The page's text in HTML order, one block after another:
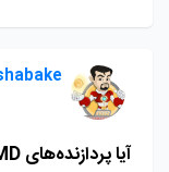
آیا پردازنده‌های AMD ارزانتر از پردازنده‌های اینتل هستند؟